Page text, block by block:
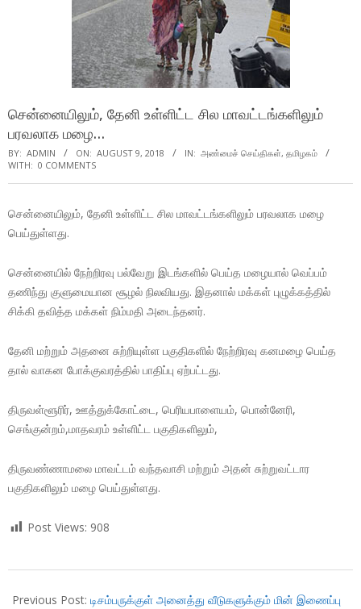
சென்னையிலும், தேனி உள்ளிட்ட சில மாவட்டங்களிலும்
பரவலாக மழை…
BY: ADMIN ON: AUGUST 9, 2018 IN: அண்மைச் செய்திகள், தமிழகம்
WITH: 0 COMMENTS
சென்னையிலும், தேனி உள்ளிட்ட சில மாவட்டங்களிலும் பரவலாக மழை
பெய்துள்ளது.
சென்னையில் நேற்றிரவு பல்வேறு இடங்களில் பெய்த மழையால் வெப்பம்
தணிந்து குளுமையான சூழல் நிலவியது. இதனால் மக்கள் புழுக்கத்தில்
சிக்கி தவித்த மக்கள் நிம்மதி அடைந்தனர்.
தேனி மற்றும் அதனை சுற்றியுள்ள பகுதிகளில் நேற்றிரவு கனமழை பெய்த
தால் வாகன போக்குவரத்தில் பாதிப்பு ஏற்பட்டது.
திருவள்ளூரிர், ஊத்துக்கோட்டை, பெரியபாளையம், பொன்னேரி,
செங்குன்றம்,மாதவரம் உள்ளிட்ட பகுதிகளிலும்,
திருவண்ணாமலை மாவட்டம் வந்தவாசி மற்றும் அதன் சுற்றுவட்டார
பகுதிகளிலும் மழை பெய்துள்ளது.
Post Views: 908
08-
Previous Post: டிசம்பருக்குள் அனைத்து வீடுகளுக்கும் மின் இணைப்பு